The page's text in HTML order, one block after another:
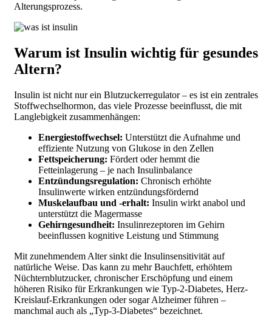
Alterungsprozess.
Warum ist Insulin wichtig für gesundes
Altern?
Insulin ist nicht nur ein Blutzuckerregulator – es ist ein zentrales
Stoffwechselhormon, das viele Prozesse beeinflusst, die mit
Langlebigkeit zusammenhängen:
Energiestoffwechsel: Unterstützt die Aufnahme und
effiziente Nutzung von Glukose in den Zellen
Fettspeicherung: Fördert oder hemmt die
Fetteinlagerung – je nach Insulinbalance
Entzündungsregulation: Chronisch erhöhte
Insulinwerte wirken entzündungsfördernd
Muskelaufbau und -erhalt: Insulin wirkt anabol und
unterstützt die Magermasse
Gehirngesundheit: Insulinrezeptoren im Gehirn
beeinflussen kognitive Leistung und Stimmung
Mit zunehmendem Alter sinkt die Insulinsensitivität auf
natürliche Weise. Das kann zu mehr Bauchfett, erhöhtem
Nüchternblutzucker, chronischer Erschöpfung und einem
höheren Risiko für Erkrankungen wie Typ-2-Diabetes, Herz-
Kreislauf-Erkrankungen oder sogar Alzheimer führen –
manchmal auch als „Typ-3-Diabetes“ bezeichnet.